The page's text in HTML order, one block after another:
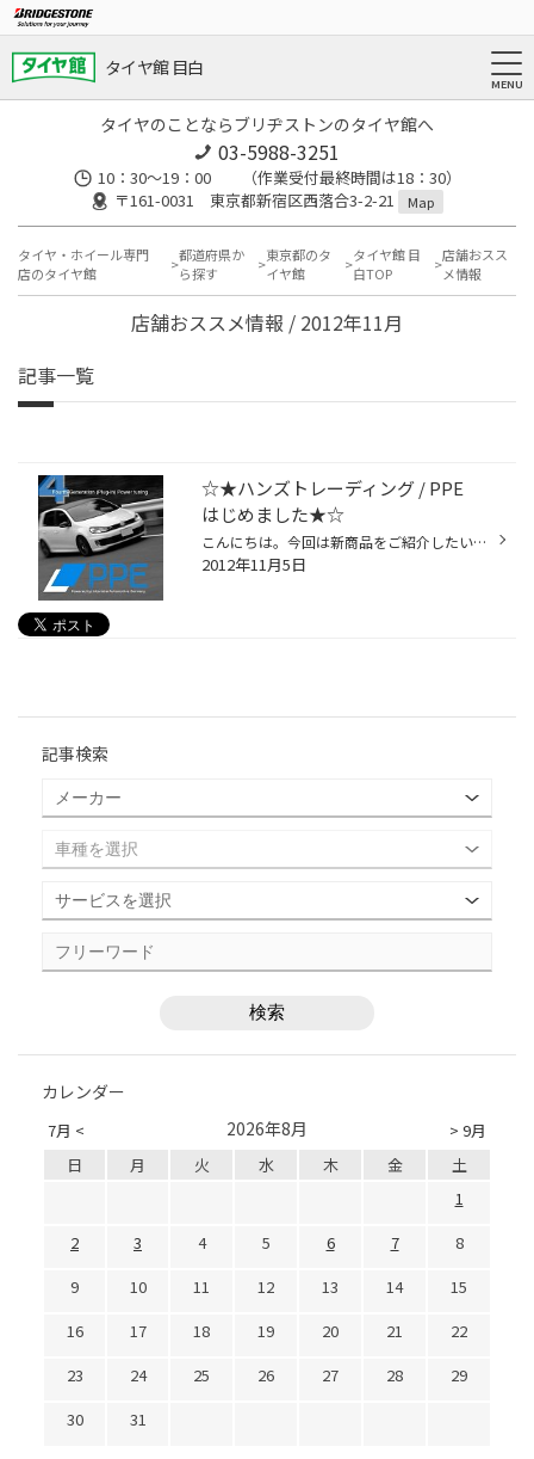
タイヤ館 目白
タイヤのことならブリヂストンのタイヤ館へ
03-5988-3251
10：30～19：00 （作業受付最終時間は18：30）
〒161-0031 東京都新宿区西落合3-2-21
Map
タイヤ・ホイール専門
店のタイヤ館
都道府県か
ら探す
東京都のタ
イヤ館
タイヤ館 目
白TOP
店舗おスス
メ情報
店舗おススメ情報 / 2012年11月
記事一覧
☆★ハンズトレーディング / PPE
はじめました★☆
こんにちは。今回は新商品をご紹介したいと思います。 その名も『PPE（プラグインパワーエンハンスド）』 ユーロ圏オーストリアに本拠地を構える技術集団Interster社が、全く新しいシンプルでスマートなパワーチューニングを実現しました。 プラグイン（カプラーの接続）だけで出力とトルクの向上を...
2012年11月5日
記事検索
カレンダー
7月 < > 9月
2026年8月
日 月 火 水 木 金
土
1
2
3 4 5 6 7
8
9
10 11 12 13 14
15
16
17 18 19 20 21
22
23
24 25 26 27 28
29
30
31